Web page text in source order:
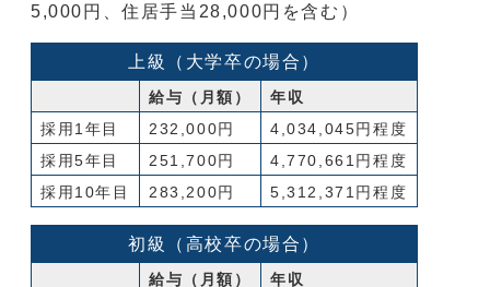
5,000円、住居手当28,000円を含む）
上級（大学卒の場合）
給与（月額）
年収
採用1年目
232,000円
4,034,045円程度
採用5年目
251,700円
4,770,661円程度
採用10年目
283,200円 5,312,371円程度
初級（高校卒の場合）
給与（月額）
年収